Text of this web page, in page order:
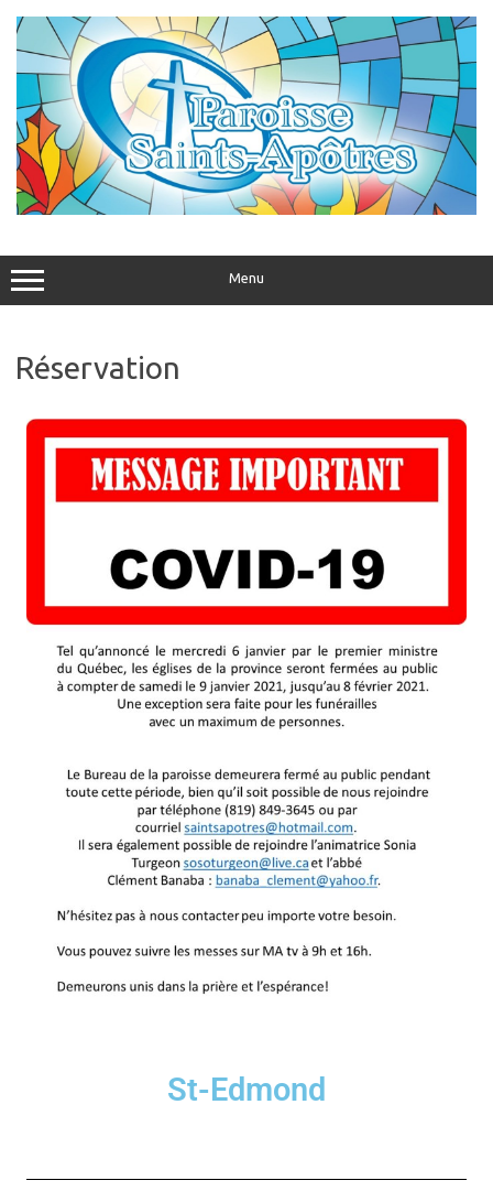
Menu
Réservation
St-Edmond